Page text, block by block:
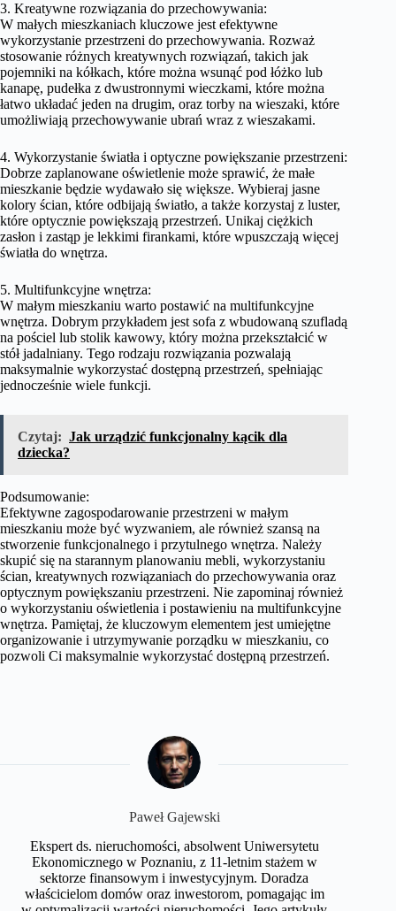
3. Kreatywne rozwiązania do przechowywania:
W małych mieszkaniach kluczowe jest efektywne
wykorzystanie przestrzeni do przechowywania. Rozważ
stosowanie różnych kreatywnych rozwiązań, takich jak
pojemniki na kółkach, które można wsunąć pod łóżko lub
kanapę, pudełka z dwustronnymi wieczkami, które można
łatwo układać jeden na drugim, oraz torby na wieszaki, które
umożliwiają przechowywanie ubrań wraz z wieszakami.
4. Wykorzystanie światła i optyczne powiększanie przestrzeni:
Dobrze zaplanowane oświetlenie może sprawić, że małe
mieszkanie będzie wydawało się większe. Wybieraj jasne
kolory ścian, które odbijają światło, a także korzystaj z luster,
które optycznie powiększają przestrzeń. Unikaj ciężkich
zasłon i zastąp je lekkimi firankami, które wpuszczają więcej
światła do wnętrza.
5. Multifunkcyjne wnętrza:
W małym mieszkaniu warto postawić na multifunkcyjne
wnętrza. Dobrym przykładem jest sofa z wbudowaną szufladą
na pościel lub stolik kawowy, który można przekształcić w
stół jadalniany. Tego rodzaju rozwiązania pozwalają
maksymalnie wykorzystać dostępną przestrzeń, spełniając
jednocześnie wiele funkcji.
Czytaj: Jak urządzić funkcjonalny kącik dla
dziecka?
Podsumowanie:
Efektywne zagospodarowanie przestrzeni w małym
mieszkaniu może być wyzwaniem, ale również szansą na
stworzenie funkcjonalnego i przytulnego wnętrza. Należy
skupić się na starannym planowaniu mebli, wykorzystaniu
ścian, kreatywnych rozwiązaniach do przechowywania oraz
optycznym powiększaniu przestrzeni. Nie zapominaj również
o wykorzystaniu oświetlenia i postawieniu na multifunkcyjne
wnętrza. Pamiętaj, że kluczowym elementem jest umiejętne
organizowanie i utrzymywanie porządku w mieszkaniu, co
pozwoli Ci maksymalnie wykorzystać dostępną przestrzeń.
Paweł Gajewski
Ekspert ds. nieruchomości, absolwent Uniwersytetu
Ekonomicznego w Poznaniu, z 11-letnim stażem w
sektorze finansowym i inwestycyjnym. Doradza
właścicielom domów oraz inwestorom, pomagając im